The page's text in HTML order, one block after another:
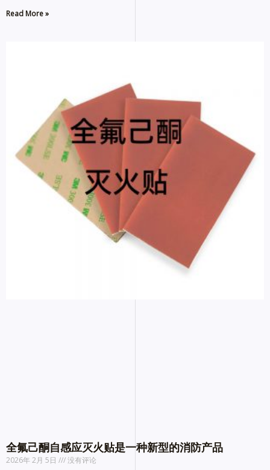
Read More »
全氟己酮自感应灭火贴是一种新型的消防产品
2026年 2月 5日 没有评论